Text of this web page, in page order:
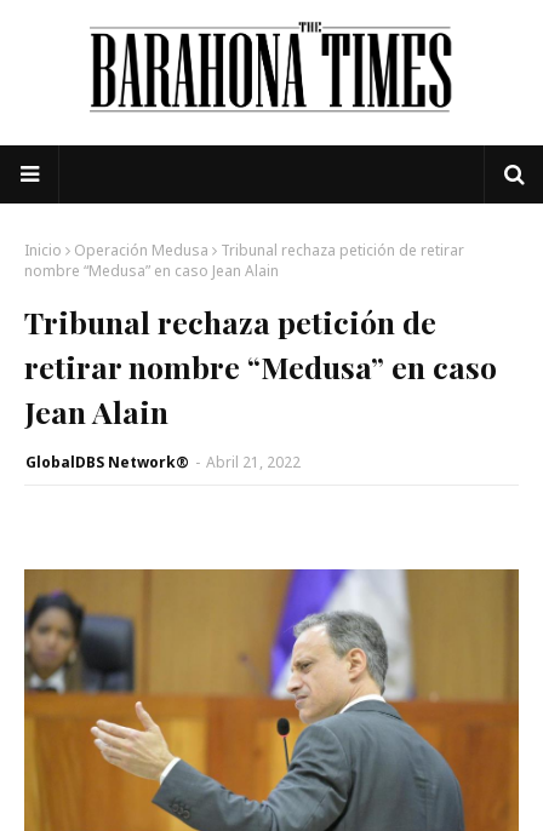
Inicio Operación Medusa
Tribunal rechaza petición de retirar
nombre “Medusa” en caso Jean Alain
Tribunal rechaza petición de
retirar nombre “Medusa” en caso
Jean Alain
GlobalDBS Network® - Abril 21, 2022